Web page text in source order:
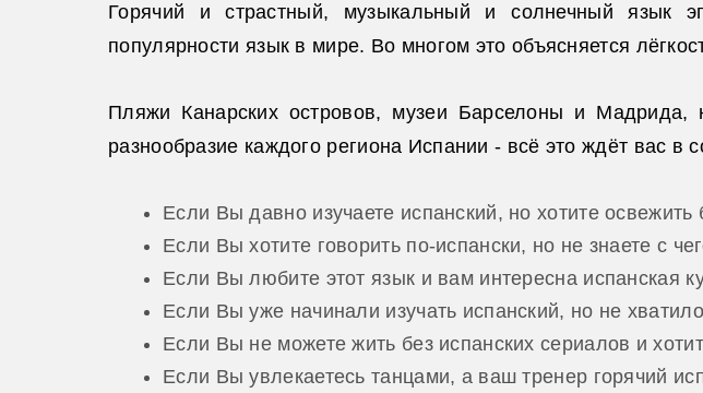
Горячий и страстный, музыкальный и солнечный язык
популярности язык в мире. Во многом это объясняется
Пляжи Канарских островов, музеи Барселоны и Мадрида,
разнообразие каждого региона Испании - всё это ждёт вас в
Если Вы давно изучаете испанский, но хотите освежить
Если Вы хотите говорить по-испански, но не знаете с
Если Вы любите этот язык и вам интересна испанская
Если Вы уже начинали изучать испанский, но не
Если Вы не можете жить без испанских сериалов и
Если Вы увлекаетесь танцами, а ваш тренер горячий